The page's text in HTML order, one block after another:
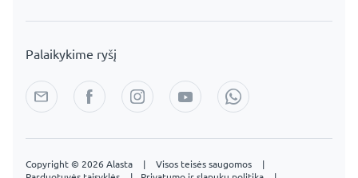
telefonas:
+48 662 872 404
WhatsApp:
+48 538 012 767